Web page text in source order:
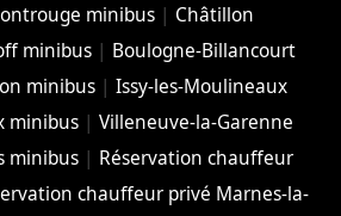
minibus| Châtillon
minibus| Boulogne-Billancourt
minibus |Issy-les-Moulineaux
minibus| Villeneuve-la-Garenne
minibus | Réservation chauffeur
chauffeur privé Marnes-la-